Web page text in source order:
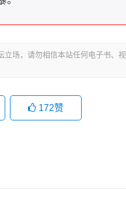
场，请勿相信本站任何电子书、
172赞